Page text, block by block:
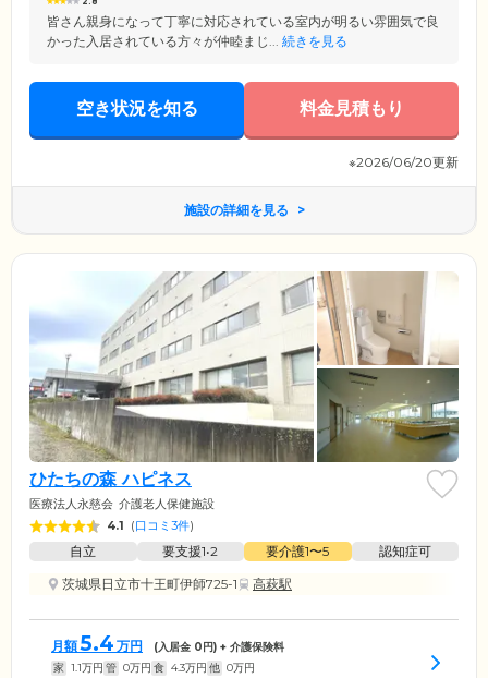
皆さん親身になって丁寧に対応されている室内が明るい雰囲気で良
かった入居されている方々が仲睦まじ... 続きを見る
空き状況を知る 料金見積もり
※2026/06/20更新
施設の詳細を見る
ひたちの森 ハピネス
医療法人永慈会 介護老人保健施設
4.1 (口コミ3件)
自立 要支援1•2 要介護1〜5
認知症可
茨城県日立市十王町伊師725-1
高萩駅
月額5.4 万円 (入居金 0円) + 介護保険料
家 1.1万円 管 0万円 食 4.3万円 他 0万円